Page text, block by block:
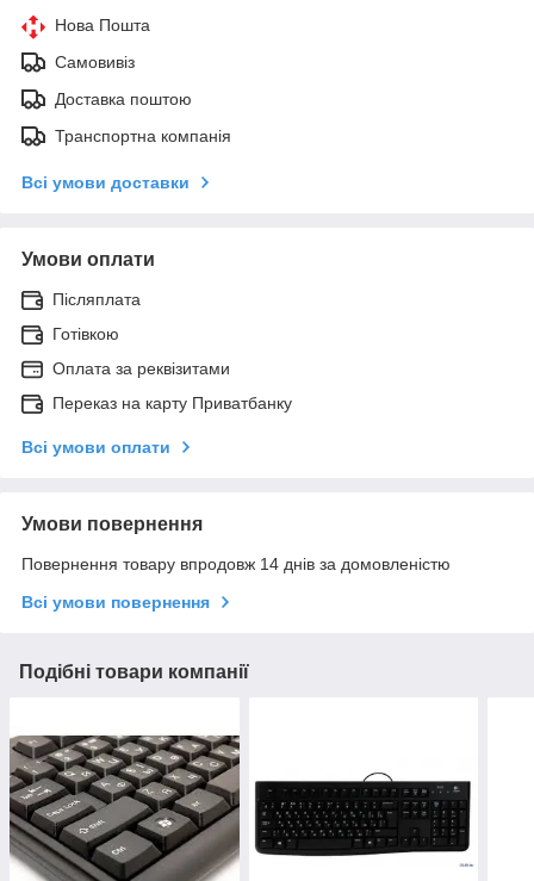
Нова Пошта
Самовивіз
Доставка поштою
Транспортна компанія
Всі умови доставки
Умови оплати
Післяплата
Готівкою
Оплата за реквізитами
Переказ на карту Приватбанку
Всі умови оплати
Умови повернення
Повернення товару впродовж 14 днів за домовленістю
Всі умови повернення
Подібні товари компанії